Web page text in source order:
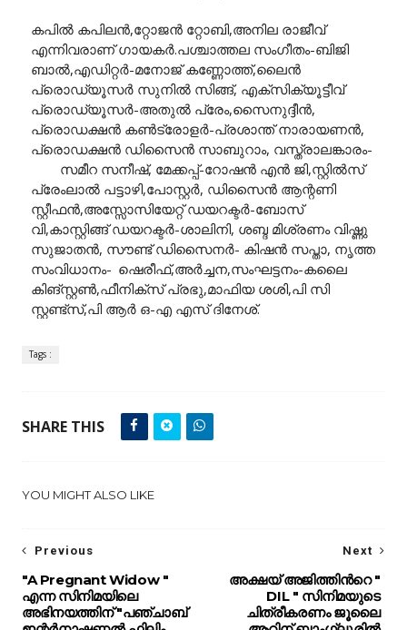
കപിൽ കപിലൻ,റ്റോജൻ റ്റോബി,അനില രാജീവ്
എന്നിവരാണ് ഗായകർ.പശ്ചാത്തല സംഗീതം-ബിജി
ബാൽ,എഡിറ്റർ-മനോജ് കണ്ണോത്ത്,ലൈൻ
പ്രൊഡ്യൂസർ സുനിൽ സിങ്ങ്, എക്സിക്യൂട്ടീവ്
പ്രൊഡ്യൂസർ-അതുൽ പ്രേം,സൈനുദ്ദീൻ,
പ്രൊഡക്ഷൻ കൺട്രോളർ-പ്രശാന്ത് നാരായണൻ,
പ്രൊഡക്ഷൻ ഡിസൈൻ സാബുറാം, വസ്ത്രാലങ്കാരം-
സമീറ സനീഷ്, മേക്കപ്പ്-റോഷൻ എൻ ജി,സ്റ്റിൽസ്
പ്രേംലാൽ പട്ടാഴി,പോസ്റ്റർ, ഡിസൈൻ ആന്റണി
സ്റ്റീഫൻ,അസ്സോസിയേറ്റ് ഡയറക്ടർ-ബോസ്
വി,കാസ്റ്റിങ്ങ് ഡയറക്ടർ-ശാലിനി, ശബ്ദ മിശ്രണം വിഷ്ണു
സുജാതൻ, സൗണ്ട് ഡിസൈനർ- കിഷൻ സപ്താ, നൃത്ത
സംവിധാനം- ഷെരീഫ്,അർച്ചന,സംഘട്ടനം-കലൈ
കിങ്സ്റ്റൺ,ഫീനിക്സ് പ്രഭു,മാഫിയ ശശി,പി സി
സ്റ്റണ്ട്സ്,പി ആർ ഒ-എ എസ് ദിനേശ്.
Tags :
SHARE THIS
YOU MIGHT ALSO LIKE
Next
അക്ഷയ് അജിത്തിന്‍റെ "
DIL " സിനിമയുടെ
ചിത്രീകരണം ജൂലൈ
Previous
"A Pregnant Widow "
എന്ന സിനിമയിലെ
അഭിനയത്തിന് "പഞ്ചാബ്